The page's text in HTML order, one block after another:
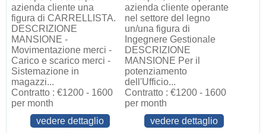
azienda cliente una
figura di CARRELLISTA.
DESCRIZIONE
MANSIONE -
Movimentazione merci -
Carico e scarico merci -
Sistemazione in
magazzi...
Contratto : €1200 - 1600
per month
vedere dettaglio
azienda cliente operante
nel settore del legno
un/una figura di
Ingegnere Gestionale
DESCRIZIONE
MANSIONE Per il
potenziamento
dell'Ufficio...
Contratto : €1200 - 1600
per month
vedere dettaglio